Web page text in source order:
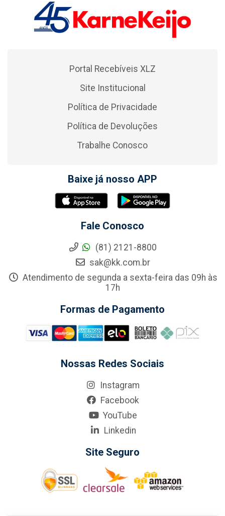
Portal Recebíveis XLZ
Site Institucional
Política de Privacidade
Política de Devoluções
Trabalhe Conosco
Baixe já nosso APP
Fale Conosco
(81) 2121-8800
sak@kk.com.br
Atendimento de segunda a sexta-feira das 09h às
17h
Formas de Pagamento
Nossas Redes Sociais
Instagram
Facebook
YouTube
Linkedin
Site Seguro